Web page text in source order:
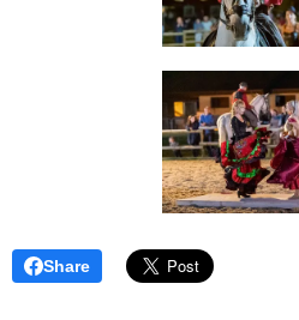
Share